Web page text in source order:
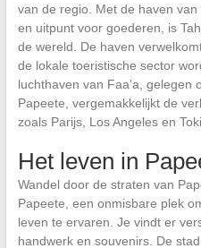
van de regio. Met de haven
en uitpunt voor goederen, is
de wereld. De haven
de lokale toeristische sector
luchthaven van Faa’a, gelegen
Papeete, vergemakkelijkt de
zoals Parijs, Los Angeles en
Het leven in
Wandel door de straten van
Papeete, een onmisbare plek
leven te ervaren. Je vindt er
handwerk en souvenirs. De